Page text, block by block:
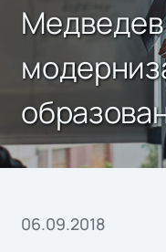
06.09.2018